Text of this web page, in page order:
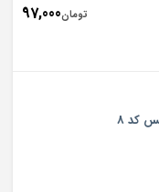
تومان97,000
کد 8